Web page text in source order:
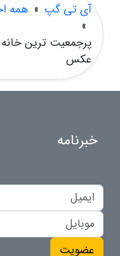
آی تی گپ » همه
»
عکس
خبرنامه
عضویت